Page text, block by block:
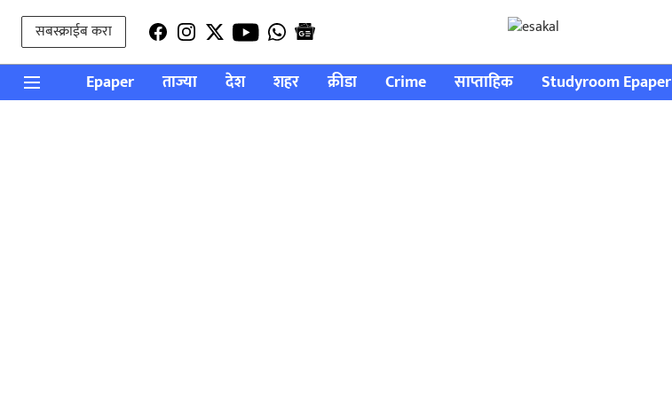
सबस्क्राईब करा
Epaper ताज्या देश शहर क्रीडा Crime साप्ताहिक Studyroom Epaper